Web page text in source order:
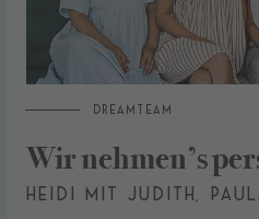
DREAMTEAM
Wir nehmen’s
HEIDI MIT JUDITH,